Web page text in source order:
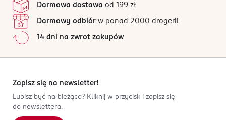
5 902143 712220Wszystkie opinie są zweryfikowane zakupem.
4
0%
2
1
0%
Darmowa dostawa od 199 zł
Darmowy odbiór w ponad 2000 drogerii
14 dni na zwrot zakupów
Zapisz się na newsletter!
Lubisz być na bieżąco? Kliknij w przycisk i zapisz się
do newslettera.